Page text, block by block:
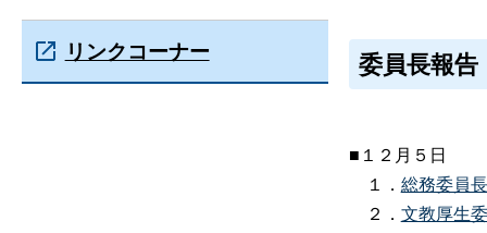
委員長報告
■１２月５日
１． 総務委員
２． 文教厚生
リンクコーナー